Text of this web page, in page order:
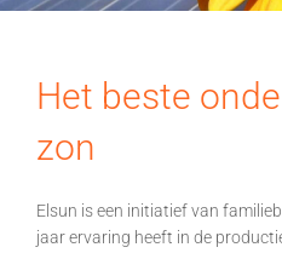
Het beste
zon
Elsun is een initiatief van
jaar ervaring heeft in de